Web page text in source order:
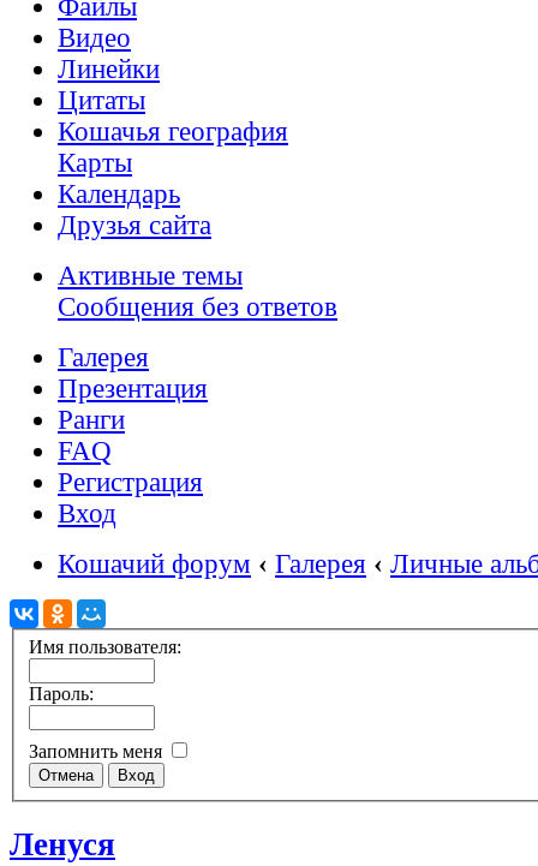
Файлы
Видео
Линейки
Цитаты
Кошачья география
Карты
Календарь
Друзья сайта
Активные темы
Сообщения без ответов
Галерея
Презентация
Ранги
FAQ
Регистрация
Вход
Кошачий форум ‹ Галерея ‹ Личные
Имя пользователя:
Пароль:
Запомнить меня
Ленуся